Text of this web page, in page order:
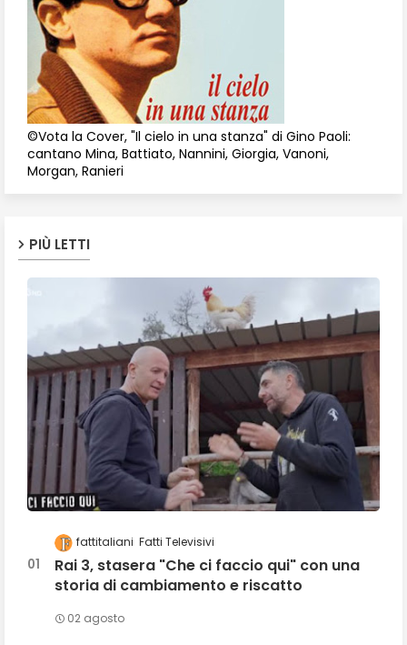
©Vota la Cover, "Il cielo in una stanza" di Gino Paoli:
cantano Mina, Battiato, Nannini, Giorgia, Vanoni,
Morgan, Ranieri
PIÙ LETTI
fattitaliani Fatti Televisivi
Rai 3, stasera "Che ci faccio qui" con una
storia di cambiamento e riscatto
02 agosto